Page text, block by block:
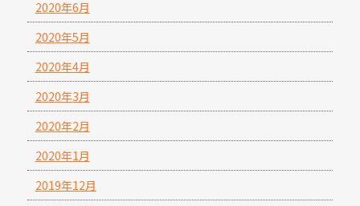
2020年6月
2020年5月
2020年4月
2020年3月
2020年2月
2020年1月
2019年12月